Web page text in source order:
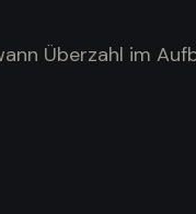
Überzahl im